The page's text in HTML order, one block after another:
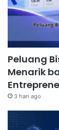
Peluang
Menarik
3 hari ago